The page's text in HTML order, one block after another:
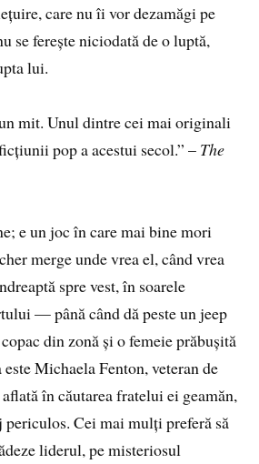
care nu îi vor dezamăgi pe
se ferește niciodată de o luptă,
lui.
mit. Unul dintre cei mai originali
pop a acestui secol.” – The
e un joc în care mai bine mori
merge unde vrea el, când vrea
spre vest, în soarele
— până când dă peste un jeep
din zonă și o femeie prăbușită
Michaela Fenton, veteran de
în căutarea fratelui ei geamăn,
Cei mai mulți preferă să
liderul, pe misteriosul